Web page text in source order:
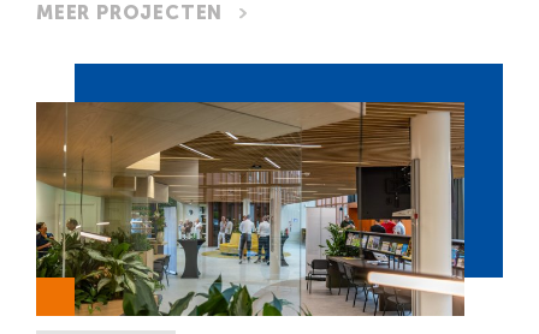
MEER PROJECTEN